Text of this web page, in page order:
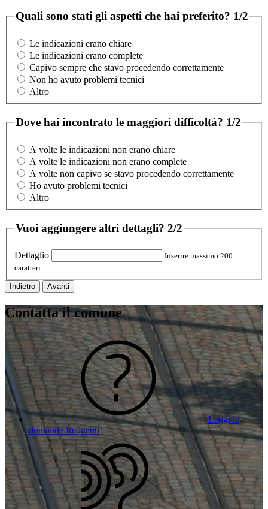
Quali sono stati gli aspetti che hai preferito? 1/2
Le indicazioni erano chiare
Le indicazioni erano complete
Capivo sempre che stavo procedendo correttamente
Non ho avuto problemi tecnici
Altro
Dove hai incontrato le maggiori difficoltà? 1/2
A volte le indicazioni non erano chiare
A volte le indicazioni non erano complete
A volte non capivo se stavo procedendo correttamente
Ho avuto problemi tecnici
Altro
Vuoi aggiungere altri dettagli? 2/2
Dettaglio
Inserire massimo 200
caratteri
Indietro Avanti
Contatta il comune
Leggi le
domande frequenti